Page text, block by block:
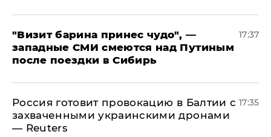
"Визит барина принес чудо", —
западные СМИ смеются над Путиным
после поездки в Сибирь
17:37
​Россия готовит провокацию в Балтии с
захваченными украинскими дронами
— Reuters
17:35